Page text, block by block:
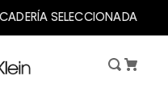
SELECCIONADA